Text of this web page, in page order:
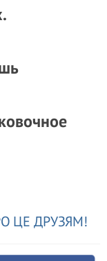
ЦЕ ДРУЗЯМ!